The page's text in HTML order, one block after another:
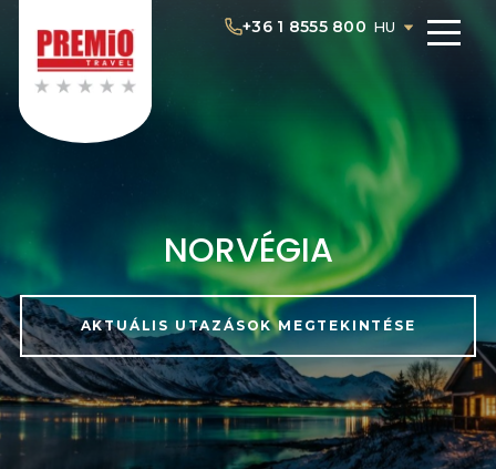
+36 1 8555 800 HU
NORVÉGIA
AKTUÁLIS UTAZÁSOK MEGTEKINTÉSE